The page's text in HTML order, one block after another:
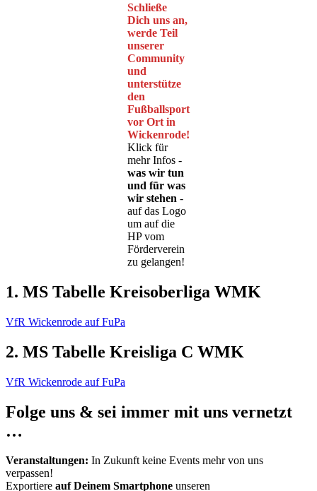
Schließe
Dich uns an,
werde Teil
unserer
Community
und
unterstütze
den
Fußballsport
vor Ort in
Wickenrode!
Klick für
mehr Infos -
was wir tun
und für was
wir stehen -
auf das Logo
um auf die
HP vom
Förderverein
zu gelangen!
1. MS Tabelle Kreisoberliga WMK
VfR Wickenrode auf FuPa
2. MS Tabelle Kreisliga C WMK
VfR Wickenrode auf FuPa
Folge uns & sei immer mit uns vernetzt
…
Veranstaltungen: In Zukunft keine Events mehr von uns
verpassen!
Exportiere auf Deinem Smartphone unseren